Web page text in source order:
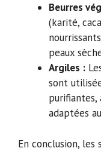
Beurres
(karité,
peaux
Argiles :
sont
purifiantes,
adaptées
En conclusion,